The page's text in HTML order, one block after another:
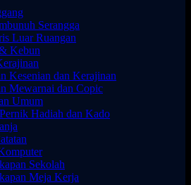
Serangga
Luar Ruangan
Kebun
Kesenian dan Kerajinan
Mewarnai dan Copic
Umum
Hadiah dan Kado
Sekolah
Meja Kerja